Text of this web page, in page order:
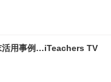
活用事例…iTeachers TV